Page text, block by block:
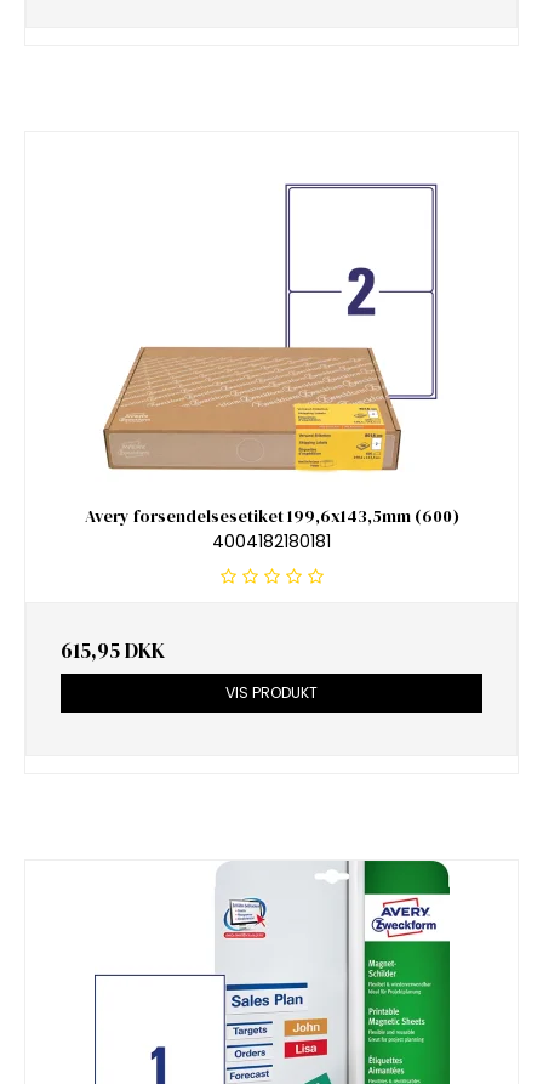
Avery forsendelsesetiket 199,6x143,5mm (600)
4004182180181
615,95 DKK
VIS PRODUKT